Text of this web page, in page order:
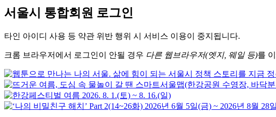
서울시 통합회원 로그인
타인 아이디 사용 등 약관 위반 행위 시 서비스 이용이 중지됩니다.
크롬 브라우저에서 로그인이 안될 경우 다른 웹브라우저(엣지, 웨일 등)를